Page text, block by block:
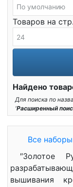
Товаров на стр.
Найдено
Для поиска по
'Расширенный
Все
″Золотое
вышивания